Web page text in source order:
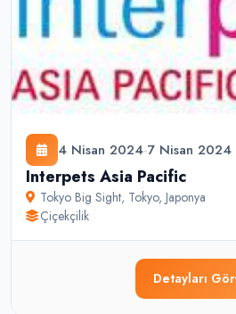
4 Nisan 2024-7 Nisan 2024
Interpets Asia Pacific
Tokyo Big Sight, Tokyo, Japonya
Çiçekçilik
Detayları Gör